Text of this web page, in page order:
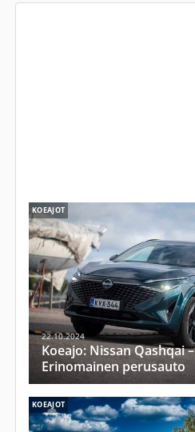
KOEAJOT
22.10.2024
Koeajo: Nissan Qashqai –
Erinomainen perusauto
KOEAJOT